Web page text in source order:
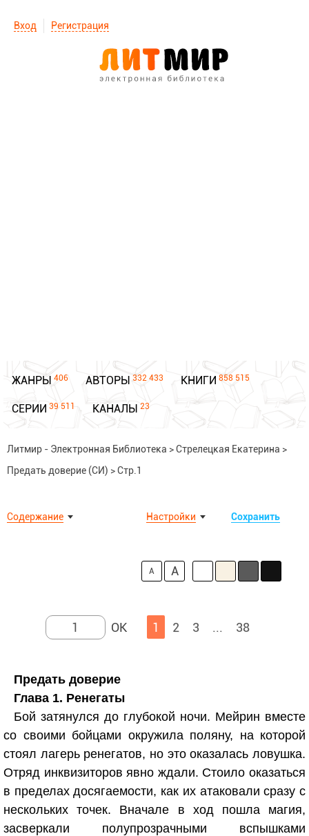
Вход Регистрация
ЖАНРЫ 406 АВТОРЫ 332 433 КНИГИ 858 515
СЕРИИ 39 511 КАНАЛЫ 23
Литмир - Электронная Библиотека >Стрелецкая Екатерина >
Предать доверие (СИ) >Стр.1
Содержание Сохранить
Настройки
A A
1 2 3 ... 38
Предать доверие
Глава 1. Ренегаты
Бой затянулся до глубокой ночи. Мейрин вместе
со своими бойцами окружила поляну, на которой
стоял лагерь ренегатов, но это оказалась ловушка.
Отряд инквизиторов явно ждали. Стоило оказаться
в пределах досягаемости, как их атаковали сразу с
нескольких точек. Вначале в ход пошла магия,
засверкали полупрозрачными вспышками